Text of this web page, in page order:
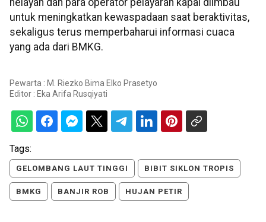
nelayan dan para operator pelayaran kapal diimbau
untuk meningkatkan kewaspadaan saat beraktivitas,
sekaligus terus memperbaharui informasi cuaca
yang ada dari BMKG.
Pewarta : M. Riezko Bima Elko Prasetyo
Editor : Eka Arifa Rusqiyati
Tags:
GELOMBANG LAUT TINGGI BIBIT SIKLON TROPIS
BMKG BANJIR ROB HUJAN PETIR